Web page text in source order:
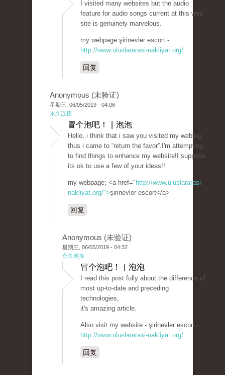
I visited many websites but the audio
feature for audio songs current at this web
site is genuinely marvelous.
my webpage şirinevler escort -
http://www.uluslararasi-nakliyat.org/
回复
Anonymous (未验证)
星期三, 06/05/2019 - 04:06
永久连接
冒个泡吧！ | 泡泡
Hello, i think that i saw you visited my weblog
thus i came to “return the favor”.I'm attempting
to find things to enhance my website!I suppose
its ok to use a few of your ideas!!
my webpage; <a href=" http://www.uluslararasi-
nakliyat.org/">şirinevler escort</a>
回复
Anonymous (未验证)
星期三, 06/05/2019 - 04:32
永久连接
冒个泡吧！ | 泡泡
I read this post fully about the difference of
most up-to-date and preceding
technologies,
it's amazing article.
Also visit my website - şirinevler escort -
http://www.uluslararasi-nakliyat.org/
回复